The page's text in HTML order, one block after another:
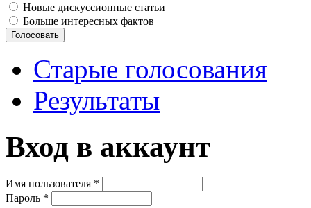
Новые дискуссионные статьи
Больше интересных фактов
Старые голосования
Результаты
Вход в аккаунт
Имя пользователя *
Пароль *